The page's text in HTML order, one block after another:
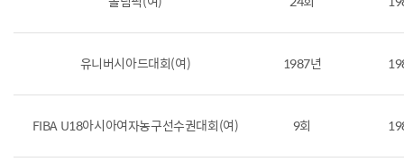
유니버시아드대회(여) 1987년
FIBA U18아시아여자농구선수권대회(여) 9회